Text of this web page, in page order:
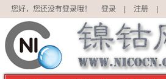
您好，您还没有登录哦！ 登录 注册